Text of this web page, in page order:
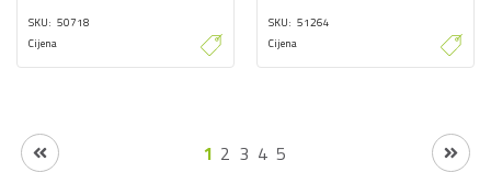
SKU 50718
Cijena
SKU 51264
Cijena
1 2 3 4 5